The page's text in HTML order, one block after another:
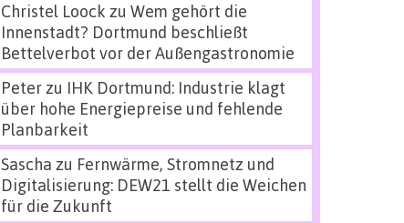
Christel Loock zu Wem gehört die
Innenstadt? Dortmund beschließt
Bettelverbot vor der Außengastronomie
Peterzu IHK Dortmund: Industrie klagt
über hohe Energiepreise und fehlende
Planbarkeit
Sascha zu Fernwärme, Stromnetz und
Digitalisierung: DEW21 stellt die Weichen
für die Zukunft